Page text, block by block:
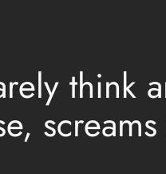
think